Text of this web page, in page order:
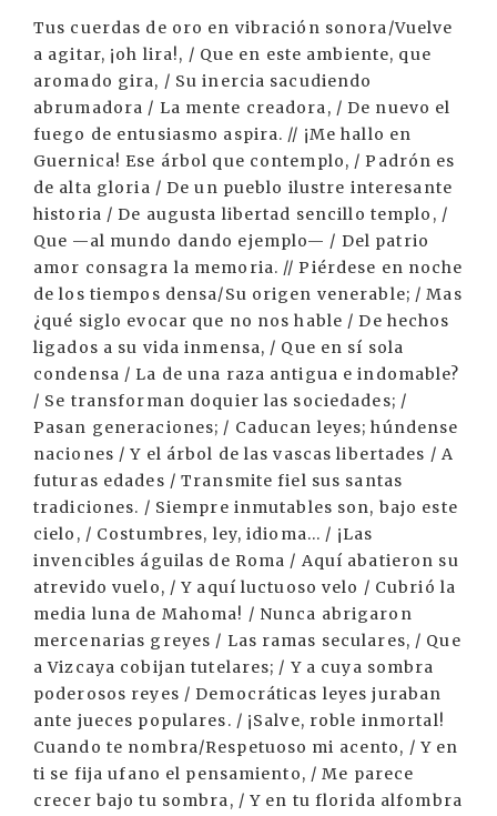
Tus cuerdas de oro en vibración sonora/Vuelve
a agitar, ¡oh lira!, / Que en este ambiente, que
aromado gira, / Su inercia sacudiendo
abrumadora / La mente creadora, / De nuevo el
fuego de entusiasmo aspira. // ¡Me hallo en
Guernica! Ese árbol que contemplo, / Padrón es
de alta gloria / De un pueblo ilustre interesante
historia / De augusta libertad sencillo templo, /
Que —al mundo dando ejemplo— / Del patrio
amor consagra la memoria. // Piérdese en noche
de los tiempos densa/Su origen venerable; / Mas
¿qué siglo evocar que no nos hable / De hechos
ligados a su vida inmensa, / Que en sí sola
condensa / La de una raza antigua e indomable?
/ Se transforman doquier las sociedades; /
Pasan generaciones; / Caducan leyes; húndense
naciones / Y el árbol de las vascas libertades / A
futuras edades / Transmite fiel sus santas
tradiciones. / Siempre inmutables son, bajo este
cielo, / Costumbres, ley, idioma... / ¡Las
invencibles águilas de Roma / Aquí abatieron su
atrevido vuelo, / Y aquí luctuoso velo / Cubrió la
media luna de Mahoma! / Nunca abrigaron
mercenarias greyes / Las ramas seculares, / Que
a Vizcaya cobijan tutelares; / Y a cuya sombra
poderosos reyes / Democráticas leyes juraban
ante jueces populares. / ¡Salve, roble inmortal!
Cuando te nombra/Respetuoso mi acento, / Y en
ti se fija ufano el pensamiento, / Me parece
crecer bajo tu sombra, / Y en tu florida alfombra